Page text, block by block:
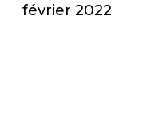
février 2022